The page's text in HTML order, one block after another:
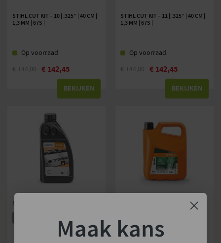
STIHL CUT KIT – 10 | .325” | 40 CM |
1,3 MM | 67S |
Op voorraad
€ 144,00 € 142,45
BEKIJKEN
STIHL CUT KIT – 11 | .325” | 40 CM |
1,3 MM | 67S |
Op voorraad
€ 144,00 € 142,45
BEKIJKEN
STIHL KETTINGOLIE FORESTPLUS
STIHL MOTOMIX BRANDSTOF
2 VERSIES
Maak kans